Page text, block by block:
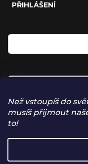
Než vstoupíš do
musíš přijmout
to!
PŘIHLÁŠENÍ
Přihlásit se
ZAPOMENUTÉ